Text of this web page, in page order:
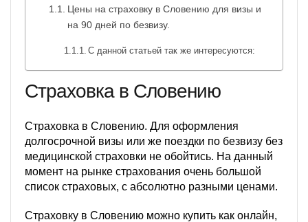
Цены на страховку в Словению для визы и
на 90 дней по безвизу.
С данной статьей так же интересуются:
Страховка в Словению
Страховка в Словению. Для оформления
долгосрочной визы или же поездки по безвизу без
медицинской страховки не обойтись. На данный
момент на рынке страхования очень большой
список страховых, с абсолютно разными ценами.
Страховку в Словению можно купить как онлайн,